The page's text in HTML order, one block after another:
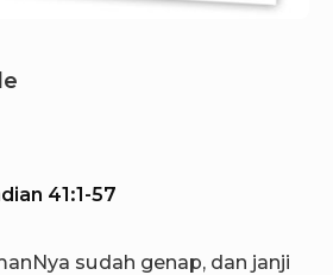
41:1-57
sudah genap, dan janji